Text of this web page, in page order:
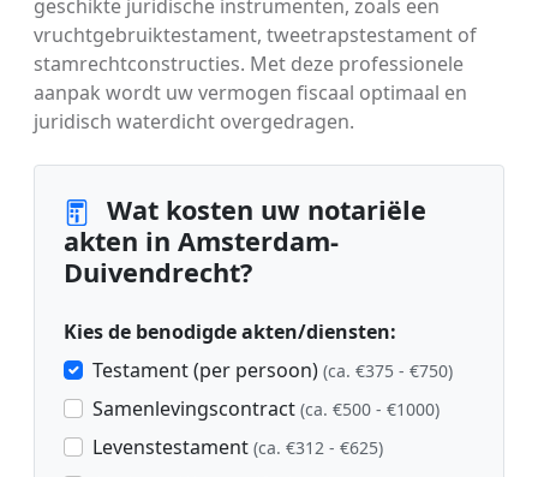
geschikte juridische instrumenten, zoals een
vruchtgebruiktestament, tweetrapstestament of
stamrechtconstructies. Met deze professionele
aanpak wordt uw vermogen fiscaal optimaal en
juridisch waterdicht overgedragen.
Wat kosten uw notariële
akten in Amsterdam-
Duivendrecht?
Kies de benodigde akten/diensten:
Testament (per persoon) (ca. €375 - €750)
Samenlevingscontract (ca. €500 - €1000)
Levenstestament (ca. €312 - €625)